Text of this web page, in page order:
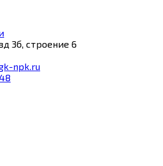
3б, строение 6
npk.ru